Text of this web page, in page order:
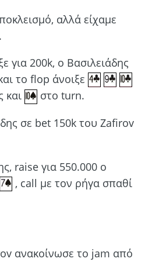
αλλά είχαμε
για 200k, o Βασιλειάδης
το flop άνοιξε
και
στο turn.
σε bet 150k του Zafirov
raise για 550.000 ο
, call με τον ρήγα σπαθί
ανακοίνωσε το jam από